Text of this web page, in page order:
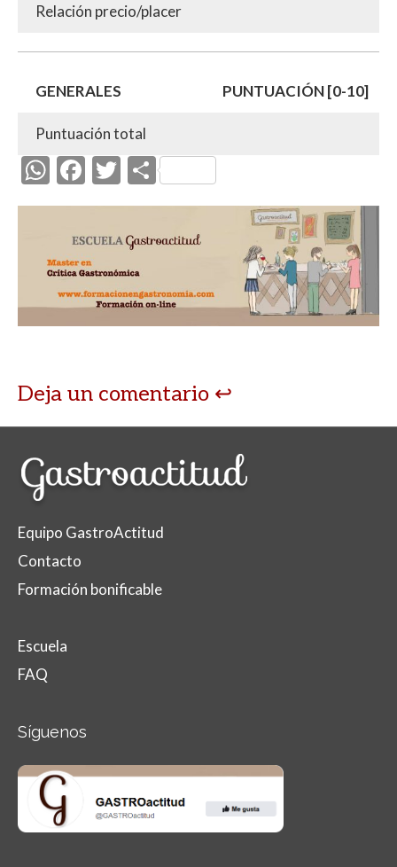
Relación precio/placer
GENERALES PUNTUACIÓN [0-10]
Puntuación total
W
h
s
A
p
F
ac
b
o
o
T
w
itt
er
C
o
p
ar
ti
Deja un comentario
Equipo GastroActitud
Contacto
Formación bonificable
Escuela
FAQ
Síguenos